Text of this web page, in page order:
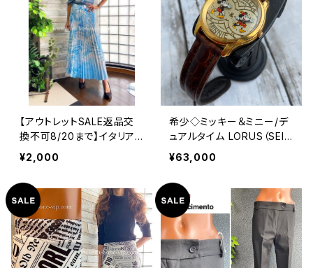
【アウトレットSALE返品交
換不可8/20まで】イタリア
製ロング・プリーツスカート
｜ Made in ITALY インポ
ート マキシスカート｜ホワ
イト＆ブルー
¥2,000
希少◇ミッキー＆ミニー/デ
ュアルタイム LORUS（SEIK
O海外仕様）90年代ヴィン
テージ ディズニーウォッチ
ミッキーマウス 腕時計（RZ
J032）未使用品 電池交換
済み 逆輸入 #LOR③
¥63,000